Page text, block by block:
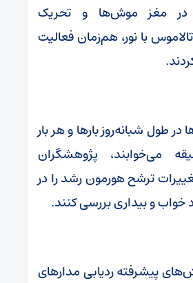
در مغز موش‌ها و تحریک
با نور، هم‌زمان فعالیت
در طول شبانه‌روز بارها و هر بار
می‌خوابند، پژوهشگران
ترشح هورمون رشد را در
و بیداری بررسی کنند.
پیشرفته ردیابی مدارهای